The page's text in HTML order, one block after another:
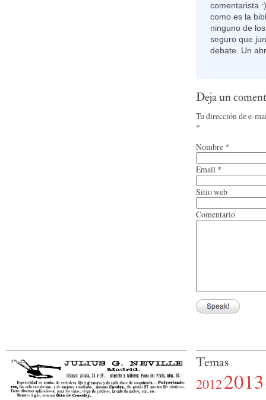
comentarista
como es la
ninguno de
seguro que
debate. Un
Deja un
Tu dirección de e-
*
Nombre *
Email *
Sitio web
Comentario
Temas
20122013